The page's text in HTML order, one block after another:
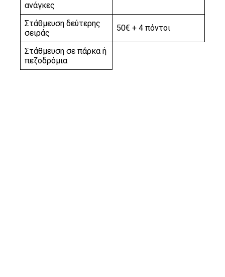
ανάγκες
Στάθμευση δεύτερης
σειράς
50€ + 4 πόντοι
Στάθμευση σε πάρκα ή
πεζοδρόμια